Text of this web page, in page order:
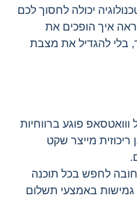
יכולה לחסוך לכם
ונראה איך הופכים את
בלי להגדיל את מצבת
פוגע ברווחיות
מייצר שקט
לחפש בכל תוכנה
גמישות באמצעי תשלום